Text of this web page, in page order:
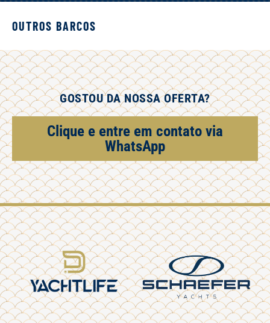
OUTROS BARCOS
GOSTOU DA NOSSA OFERTA?
Clique e entre em contato via
WhatsApp